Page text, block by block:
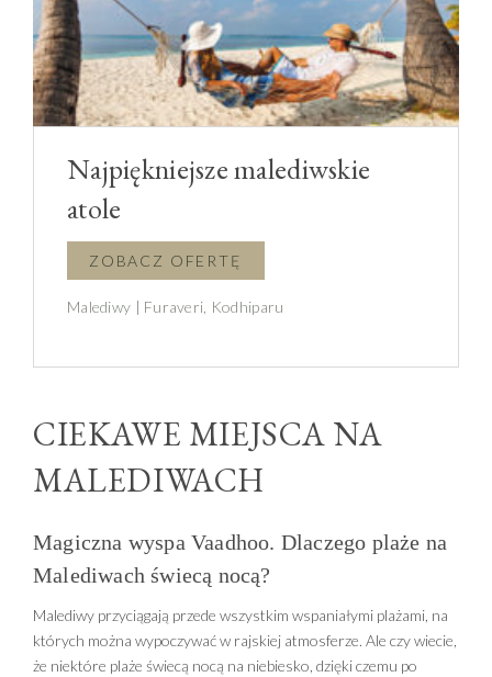
Najpiękniejsze malediwskie
atole
Malediwy | Furaveri, Kodhiparu
CIEKAWE MIEJSCA NA
MALEDIWACH
Magiczna wyspa Vaadhoo. Dlaczego plaże na
Malediwach świecą nocą?
Malediwy przyciągają przede wszystkim wspaniałymi plażami, na
których można wypoczywać w rajskiej atmosferze. Ale czy wiecie,
że niektóre plaże świecą nocą na niebiesko, dzięki czemu po